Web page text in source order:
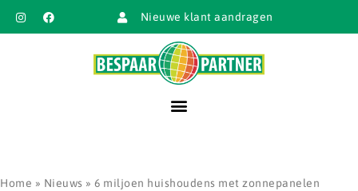
Nieuwe klant aandragen
Home » Nieuws » 6 miljoen huishoudens met zonnepanelen